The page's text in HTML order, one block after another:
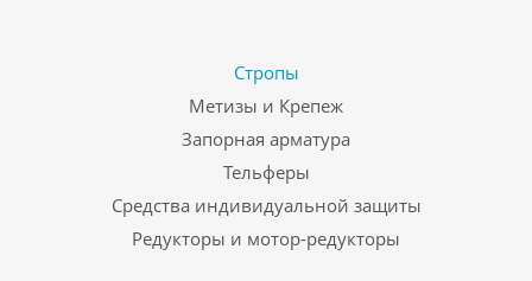
Стропы
Метизы и Крепеж
Запорная арматура
Тельферы
Средства индивидуальной защиты
Редукторы и мотор-редукторы